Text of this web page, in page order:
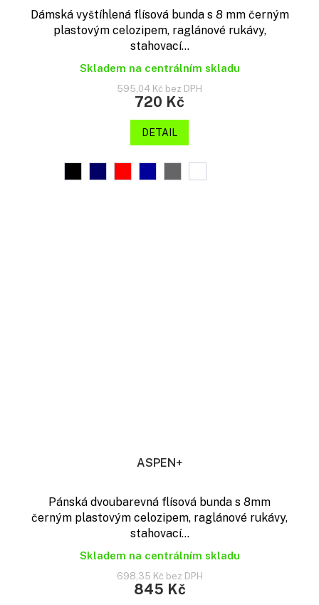
Dámská vyštíhlená flísová bunda s 8 mm černým
plastovým celozipem, raglánové rukávy,
stahovací...
Skladem na centrálním skladu
595,04 Kč bez DPH
720 Kč
DETAIL
ASPEN+
Pánská dvoubarevná flísová bunda s 8mm
černým plastovým celozipem, raglánové rukávy,
stahovací...
Skladem na centrálním skladu
698,35 Kč bez DPH
845 Kč